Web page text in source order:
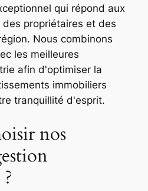
qui répond aux
propriétaires et des
Nous combinons
les meilleures
afin d'optimiser la
immobiliers
tranquillité d'esprit.
nos